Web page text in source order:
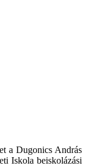
a Dugonics András
Iskola beiskolázási